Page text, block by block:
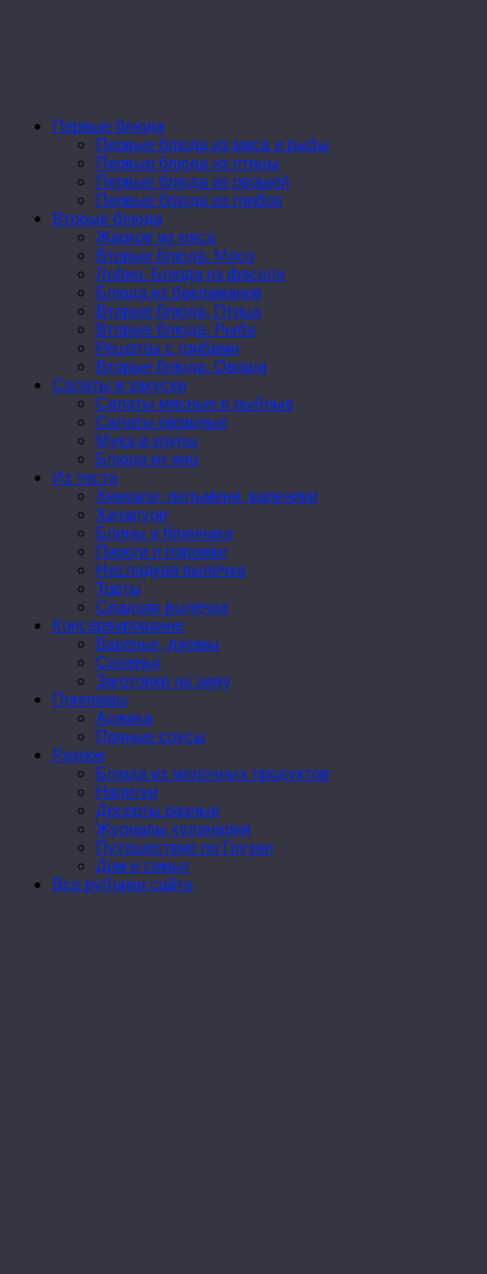
Первые блюда
Первые блюда из мяса и рыбы
Первые блюда из птицы
Первые блюда из овощей
Первые блюда из грибов
Вторые блюда
Жаркое из мяса
Вторые блюда. Мясо
Лобио. Блюда из фасоли
Блюда из баклажанов
Вторые блюда. Птица
Вторые блюда. Рыба
Рецепты с грибами
Вторые блюда. Овощи
Салаты и закуски
Салаты мясные и рыбные
Салаты овощные
Мука и крупы
Блюда из яиц
Из теста
Хинкали, пельмени, вареники
Хачапури
Блины и блинчики
Пироги и пирожки
Несладкая выпечка
Торты
Сладкая выпечка
Консервирование
Варенье, джемы
Соленья
Заготовки на зиму
Приправы
Аджика
Пряные соусы
Разное
Блюда из молочных продуктов
Напитки
Десерты разные
Журналы кулинария
Путешествие по Грузии
Дом и семья
Все рубрики сайта